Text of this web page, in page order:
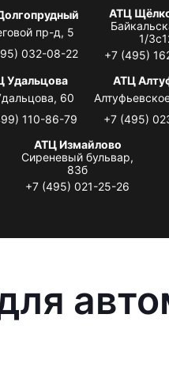
пр-д, 5
032-08-22
АТЦ
1/
+7 (495)
Удальцова
60
110-86-79
АТЦ
+7 (495)
АТЦ Измайлово
Сиреневый бульвар,
83б
+7 (495) 021-25-26